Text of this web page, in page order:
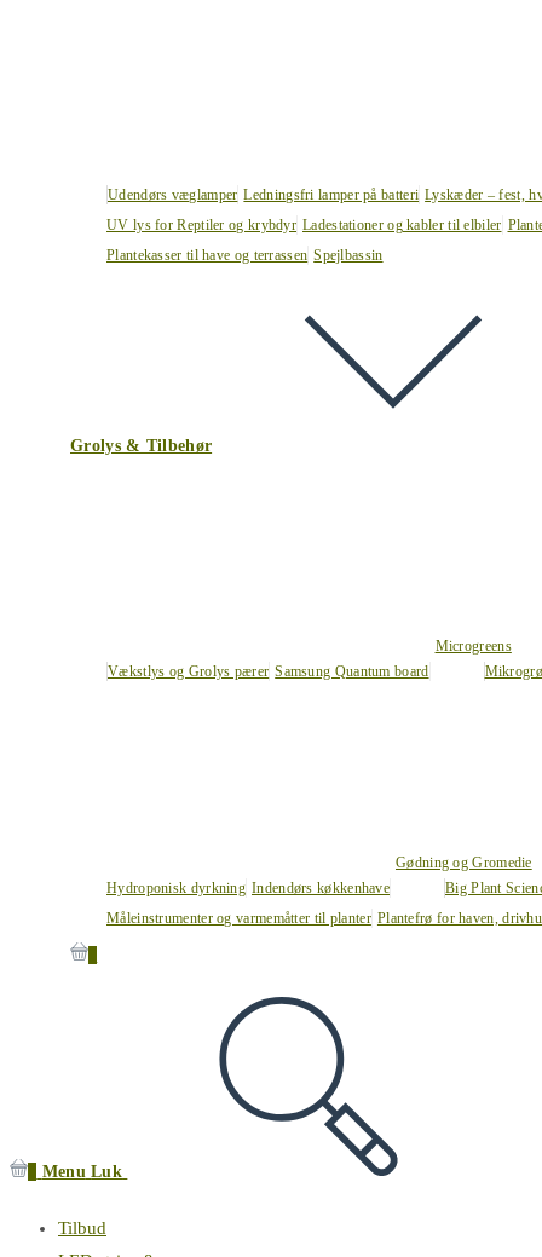
Udendørs væglamper Ledningsfri lamper på batteri Lyskæder – fest,
UV lys for Reptiler og krybdyr Ladestationer og kabler til elbiler
Plantekasser til have og terrassen Spejlbassin
Grolys & Tilbehør
Vækstlys og Grolys pærer Samsung Quantum board
Microgreens
Hydroponisk dyrkning Indendørs køkkenhave
Gødning og Gromedie
Big Plant
Måleinstrumenter og varmemåtter til planter Plantefrø for haven,
Menu Luk
Tilbud